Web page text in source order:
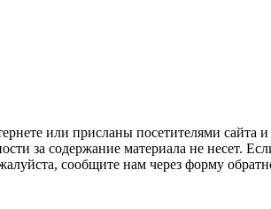
или присланы посетителями сайта и
за содержание материала не несет.
сообщите нам через форму